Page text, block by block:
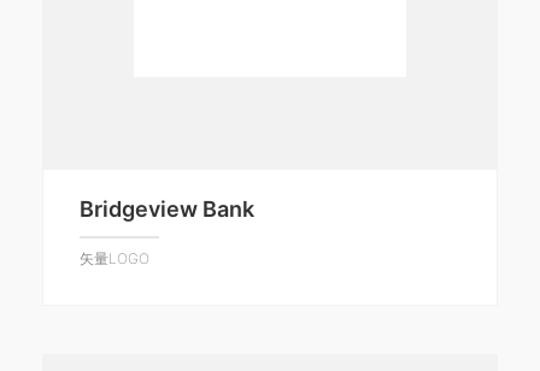
Bridgeview Bank
矢量LOGO